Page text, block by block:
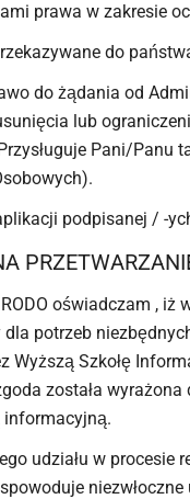
prawa w zakresie
do
do żądania od
lub
Pani/Panu
podpisanej / -
oświadczam ,
potrzeb
Wyższą Szkołę
została
udziału w